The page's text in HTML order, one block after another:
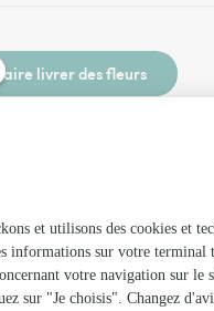
Faire livrer des fleurs
à Bassevelle